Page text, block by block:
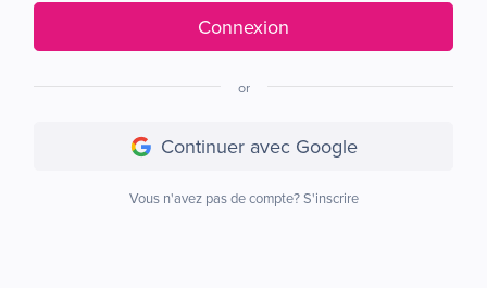
Connexion
or
Continuer avec Google
Vous n'avez pas de compte?S'inscrire